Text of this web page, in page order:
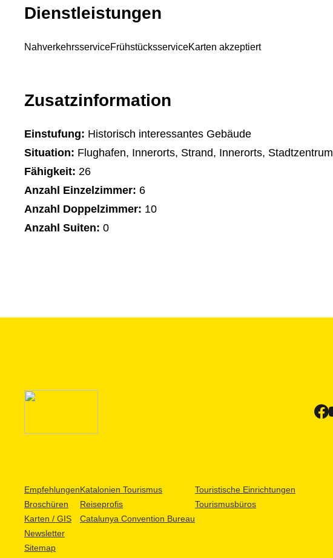
Dienstleistungen
NahverkehrsserviceFrühstücksserviceKarten akzeptiert
Zusatzinformation
Einstufung: Historisch interessantes Gebäude
Situation: Flughafen, Innerorts, Strand, Innerorts, Stadtzentrum
Fähigkeit: 26
Anzahl Einzelzimmer: 6
Anzahl Doppelzimmer: 10
Anzahl Suiten: 0
Empfehlungen
Broschüren
Karten / GIS
Newsletter
Sitemap
Katalonien Tourismus
Reiseprofis
Catalunya Convention Bureau
Touristische Einrichtungen
Tourismusbüros